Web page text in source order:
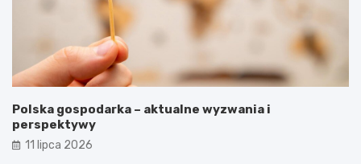
Polska gospodarka – aktualne wyzwania i
perspektywy
11 lipca 2026